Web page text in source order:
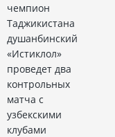
чемпион
Таджикистана
душанбинский
«Истиклол»
проведет два
контрольных
матча с
узбекскими
клубами